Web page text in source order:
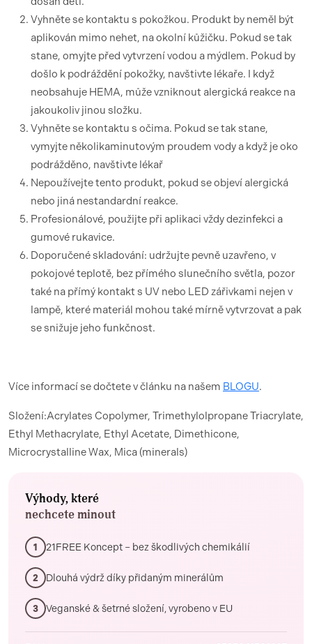
Vyhněte se kontaktu s pokožkou. Produkt by neměl být
aplikován mimo nehet, na okolní kůžičku. Pokud se tak
stane, omyjte před vytvrzení vodou a mýdlem. Pokud by
došlo k podráždění pokožky, navštivte lékaře. I když
neobsahuje HEMA, může vzniknout alergická reakce na
jakoukoliv jinou složku.
Vyhněte se kontaktu s očima. Pokud se tak stane,
vymyjte několikaminutovým proudem vody a když je oko
podrážděno, navštivte lékař
Nepoužívejte tento produkt, pokud se objeví alergická
nebo jiná nestandardní reakce.
Profesionálové, použijte při aplikaci vždy dezinfekci a
gumové rukavice.
Doporučené skladování: udržujte pevně uzavřeno, v
pokojové teplotě, bez přímého slunečního světla, pozor
také na přímý kontakt s UV nebo LED zářivkami nejen v
lampě, které materiál mohou také mírně vytvrzovat a pak
se snižuje jeho funkčnost.
Více informací se dočtete v článku na našem BLOGU.
Složení:Acrylates Copolymer, Trimethylolpropane Triacrylate,
Ethyl Methacrylate, Ethyl Acetate, Dimethicone,
Microcrystalline Wax, Mica (minerals)
Výhody, které
nechcete minout
1 21FREE Koncept – bez škodlivých chemikálií
2 Dlouhá výdrž díky přidaným minerálům
3 Veganské & šetrné složení, vyrobeno v EU